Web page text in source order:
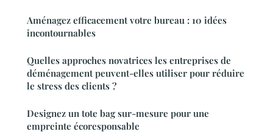
Aménagez efficacement votre bureau : 10 idées
incontournables
Quelles approches novatrices les entreprises de
déménagement peuvent-elles utiliser pour réduire
le stress des clients ?
Designez un tote bag sur-mesure pour une
empreinte écoresponsable